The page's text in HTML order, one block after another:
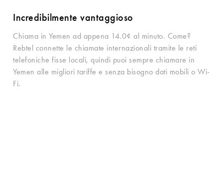
Incredibilmente vantaggioso
Chiama in Yemen ad appena 14.0¢ al minuto. Come?
Rebtel connette le chiamate internazionali tramite le reti
telefoniche fisse locali, quindi puoi sempre chiamare in
Yemen alle migliori tariffe e senza bisogno dati mobili o Wi-
Fi.